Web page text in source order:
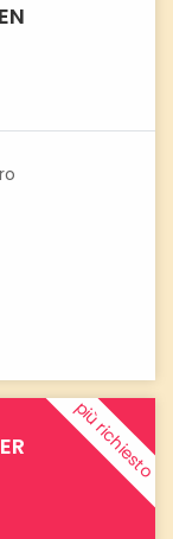
più richiesto